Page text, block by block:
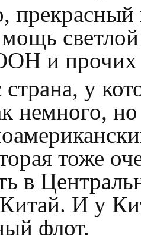
и прочих
страна, у
немного,
тоже
в
И у
флот.